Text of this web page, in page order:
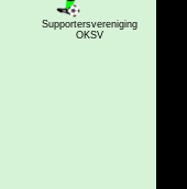
Supportersvereniging
OKSV